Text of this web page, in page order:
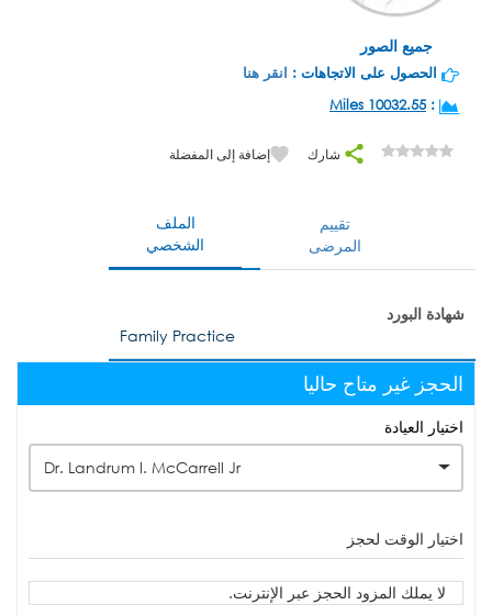
جميع الصور
الحصول على الاتجاهات : انقر هنا
:
10032.55 Miles
شارك إضافة إلى المفضلة
الملف
الشخصي
تقييم
المرضى
شهادة البورد
Family Practice
الحجز غير متاح حاليا
اختيار العيادة
Dr. Landrum I. McCarrell Jr
اختيار الوقت لحجز
لا يملك المزود الحجز عبر الإنترنت.